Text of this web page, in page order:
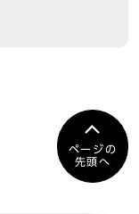
ページの
先頭へ